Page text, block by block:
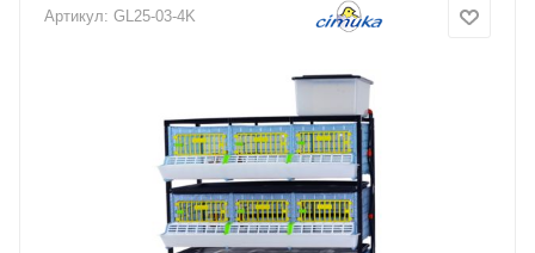
Артикул: GL25-03-4K